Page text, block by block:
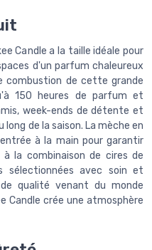
Candle a la taille idéale pour
d'un parfum chaleureux
combustion de cette grande
150 heures de parfum et
week-ends de détente et
de la saison. La mèche en
à la main pour garantir
la combinaison de cires de
sélectionnées avec soin et
qualité venant du monde
Candle crée une atmosphère